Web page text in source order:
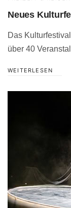
Neues
Das
über 40
WEITERLESEN